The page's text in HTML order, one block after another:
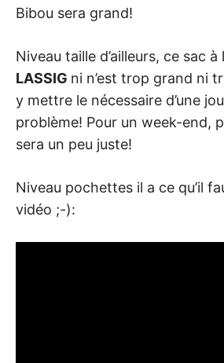
Bibou sera grand!
Niveau taille d’ailleurs, ce sac
LASSIG ni n’est trop grand ni
y mettre le nécessaire d’une
problème! Pour un week-end,
sera un peu juste!
Niveau pochettes il a ce qu’il
vidéo ;-):